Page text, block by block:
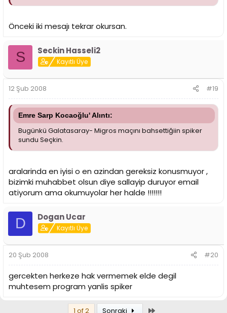
Önceki iki mesajı tekrar okursan.
S Seckin Hasseli2
Kayıtlı Üye
12 Şub 2008 #19
Emre Sarp Kocaoğlu' Alıntı:
Bugünkü Galatasaray- Migros maçını bahsettiğiin spiker
sundu Seçkin.
aralarinda en iyisi o en azindan gereksiz konusmuyor ,
bizimki muhabbet olsun diye sallayip duruyor email
atiyorum ama okumuyolar her halde !!!!!!!
D Dogan Ucar
Kayıtlı Üye
20 Şub 2008 #20
gercekten herkeze hak vermemek elde degil
muhtesem program yanlis spiker
1 of 2 Sonraki